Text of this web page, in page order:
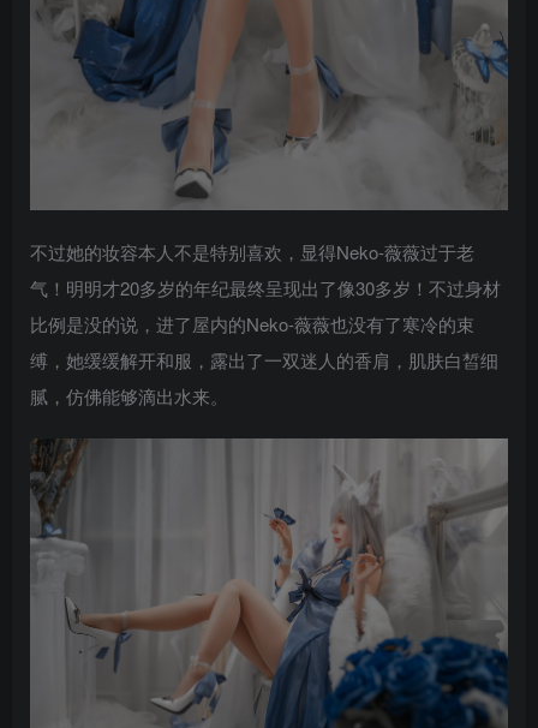
不过她的妆容本人不是特别喜欢，显得Neko-薇薇过于老
气！明明才20多岁的年纪最终呈现出了像30多岁！不过身材
比例是没的说，进了屋内的Neko-薇薇也没有了寒冷的束
缚，她缓缓解开和服，露出了一双迷人的香肩，肌肤白皙细
腻，仿佛能够滴出水来。